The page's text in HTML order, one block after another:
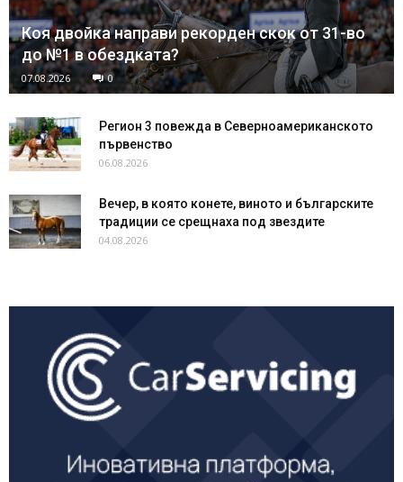
Коя двойка направи рекорден скок от 31-во
до №1 в обездката?
07.08.2026 0
Регион 3 повежда в Северноамериканското
първенство
06.08.2026
Вечер, в която конете, виното и българските
традиции се срещнаха под звездите
04.08.2026